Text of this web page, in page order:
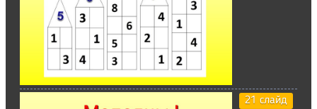
21 слайд